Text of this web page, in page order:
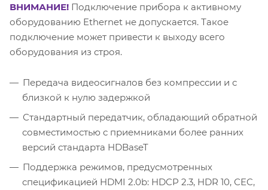
ВНИМАНИЕ! Подключение прибора к активному
оборудованию Ethernet не допускается. Такое
подключение может привести к выходу всего
оборудования из строя.
Передача видеосигналов без компрессии и с
близкой к нулю задержкой
Стандартный передатчик, обладающий обратной
совместимостью с приемниками более ранних
версий стандарта HDBaseT
Поддержка режимов, предусмотренных
спецификацией HDMI 2.0b: HDCP 2.3, HDR 10, СEC,